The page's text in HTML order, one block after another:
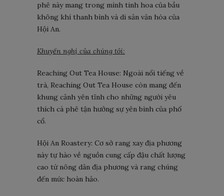
phê này mang trong mình tinh hoa của bầu
không khí thanh bình và di sản văn hóa của
Hội An.
Khuyến nghị của chúng tôi:
Reaching Out Tea House: Ngoài nổi tiếng về
trà, Reaching Out Tea House còn mang đến
khung cảnh yên tĩnh cho những người yêu
thích cà phê tận hưởng sự yên bình của phố
cổ.
Hội An Roastery: Cơ sở rang xay địa phương
này tự hào về nguồn cung cấp đậu chất lượng
cao từ nông dân địa phương và rang chúng
đến mức hoàn hảo.